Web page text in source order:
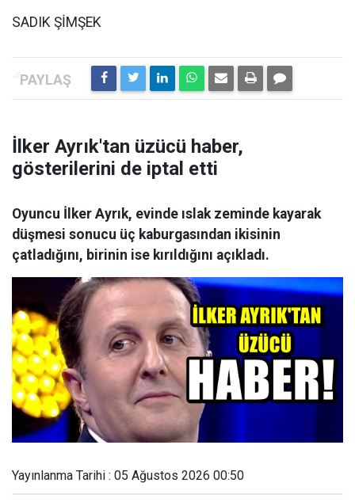
SADIK ŞİMŞEK
İlker Ayrık'tan üzücü haber,
gösterilerini de iptal etti
Oyuncu İlker Ayrık, evinde ıslak zeminde kayarak
düşmesi sonucu üç kaburgasından ikisinin
çatladığını, birinin ise kırıldığını açıkladı.
Yayınlanma Tarihi : 05 Ağustos 2026 00:50